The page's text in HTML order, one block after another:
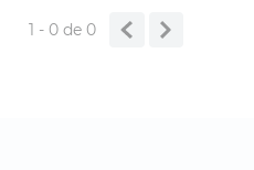
1 - 0de 0